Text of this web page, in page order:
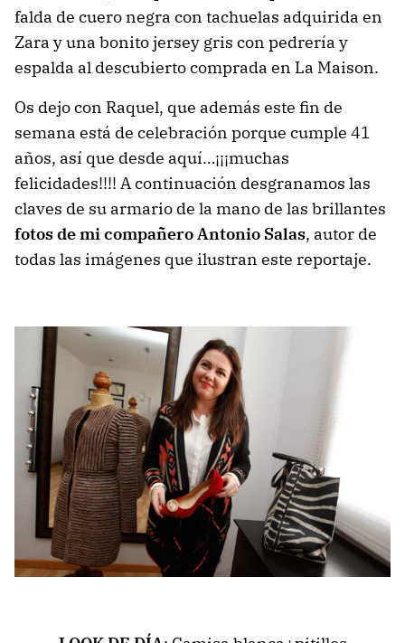
falda de cuero negra con tachuelas adquirida en
Zara y una bonito jersey gris con pedrería y
espalda al descubierto comprada en La Maison.
Os dejo con Raquel, que además este fin de
semana está de celebración porque cumple 41
años, así que desde aquí…¡¡¡muchas
felicidades!!!! A continuación desgranamos las
claves de su armario de la mano de las brillantes
fotos de mi compañero Antonio Salas, autor de
todas las imágenes que ilustran este reportaje.